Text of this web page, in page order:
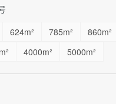
624m² 785m²
860m²
4000m²
5000m²